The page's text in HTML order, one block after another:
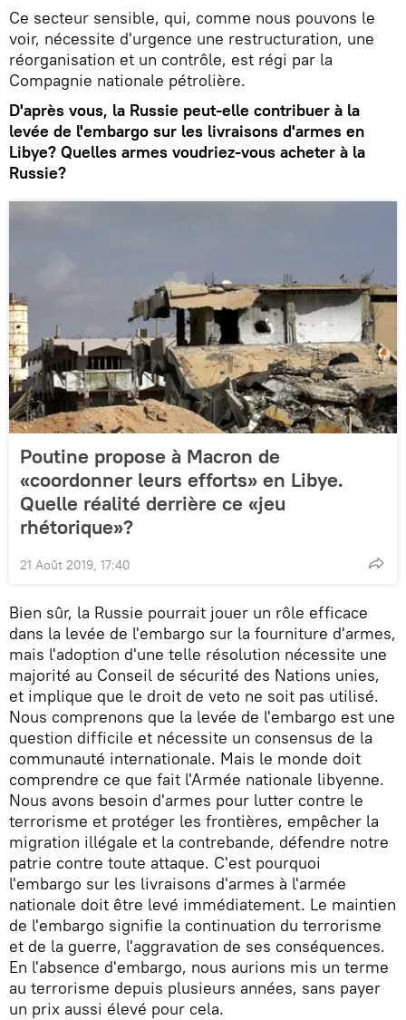
Ce secteur sensible, qui, comme nous pouvons le
voir, nécessite d'urgence une restructuration, une
réorganisation et un contrôle, est régi par la
Compagnie nationale pétrolière.
D'après vous, la Russie peut-elle contribuer à la
levée de l'embargo sur les livraisons d'armes en
Libye? Quelles armes voudriez-vous acheter à la
Russie?
Poutine propose à Macron de
«coordonner leurs efforts» en Libye.
Quelle réalité derrière ce «jeu
rhétorique»?
21 Août 2019, 17:40
Bien sûr, la Russie pourrait jouer un rôle efficace
dans la levée de l'embargo sur la fourniture d'armes,
mais l'adoption d'une telle résolution nécessite une
majorité au Conseil de sécurité des Nations unies,
et implique que le droit de veto ne soit pas utilisé.
Nous comprenons que la levée de l'embargo est une
question difficile et nécessite un consensus de la
communauté internationale. Mais le monde doit
comprendre ce que fait l'Armée nationale libyenne.
Nous avons besoin d'armes pour lutter contre le
terrorisme et protéger les frontières, empêcher la
migration illégale et la contrebande, défendre notre
patrie contre toute attaque. C'est pourquoi
l'embargo sur les livraisons d'armes à l'armée
nationale doit être levé immédiatement. Le maintien
de l'embargo signifie la continuation du terrorisme
et de la guerre, l'aggravation de ses conséquences.
En l'absence d'embargo, nous aurions mis un terme
au terrorisme depuis plusieurs années, sans payer
un prix aussi élevé pour cela.